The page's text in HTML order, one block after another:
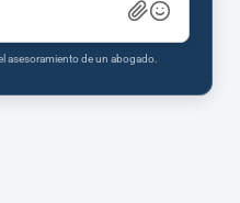
asesoramiento de un abogado.